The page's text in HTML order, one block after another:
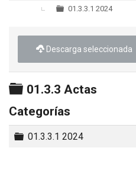
01.3.3.1 2024
Descarga seleccionada
Carpeta
01.3.3 Actas
Categorías
Carpeta
01.3.3.1 2024